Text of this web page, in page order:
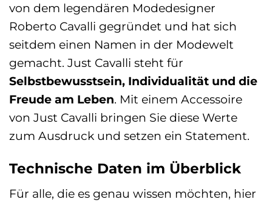
von dem legendären Modedesigner
Roberto Cavalli gegründet und hat sich
seitdem einen Namen in der Modewelt
gemacht. Just Cavalli steht für
Selbstbewusstsein, Individualität und die
Freude am Leben. Mit einem Accessoire
von Just Cavalli bringen Sie diese Werte
zum Ausdruck und setzen ein Statement.
Technische Daten im Überblick
Für alle, die es genau wissen möchten, hier